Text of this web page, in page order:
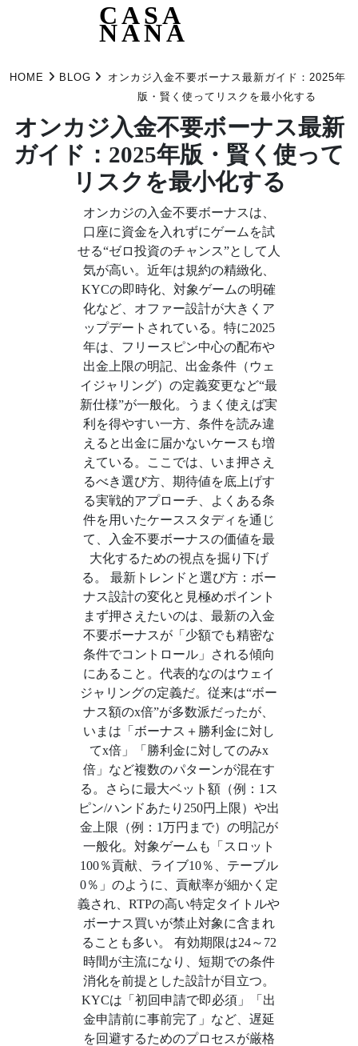
CASA
NANA
HOME BLOG
オンカジ入金不要ボーナス最新ガイド：2025年
版・賢く使ってリスクを最小化する
オンカジ入金不要ボーナス最新
ガイド：2025年版・賢く使って
リスクを最小化する
オンカジの入金不要ボーナスは、
口座に資金を入れずにゲームを試
せる“ゼロ投資のチャンス”として人
気が高い。近年は規約の精緻化、
KYCの即時化、対象ゲームの明確
化など、オファー設計が大きくア
ップデートされている。特に2025
年は、フリースピン中心の配布や
出金上限の明記、出金条件（ウェ
イジャリング）の定義変更など“最
新仕様”が一般化。うまく使えば実
利を得やすい一方、条件を読み違
えると出金に届かないケースも増
えている。ここでは、いま押さえ
るべき選び方、期待値を底上げす
る実戦的アプローチ、よくある条
件を用いたケーススタディを通じ
て、入金不要ボーナスの価値を最
大化するための視点を掘り下げ
る。 最新トレンドと選び方：ボー
ナス設計の変化と見極めポイント
まず押さえたいのは、最新の入金
不要ボーナスが「少額でも精密な
条件でコントロール」される傾向
にあること。代表的なのはウェイ
ジャリングの定義だ。従来は“ボー
ナス額のx倍”が多数派だったが、
いまは「ボーナス＋勝利金に対し
てx倍」「勝利金に対してのみx
倍」など複数のパターンが混在す
る。さらに最大ベット額（例：1ス
ピン/ハンドあたり250円上限）や出
金上限（例：1万円まで）の明記が
一般化。対象ゲームも「スロット
100％貢献、ライブ10％、テーブル
0％」のように、貢献率が細かく定
義され、RTPの高い特定タイトルや
ボーナス買いが禁止対象に含まれ
ることも多い。 有効期限は24～72
時間が主流になり、短期での条件
消化を前提とした設計が目立つ。
KYCは「初回申請で即必須」「出
金申請前に事前完了」など、遅延
を回避するためのプロセスが厳格